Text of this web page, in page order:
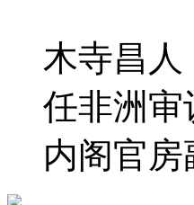
木寺昌人
任非洲审
内阁官房